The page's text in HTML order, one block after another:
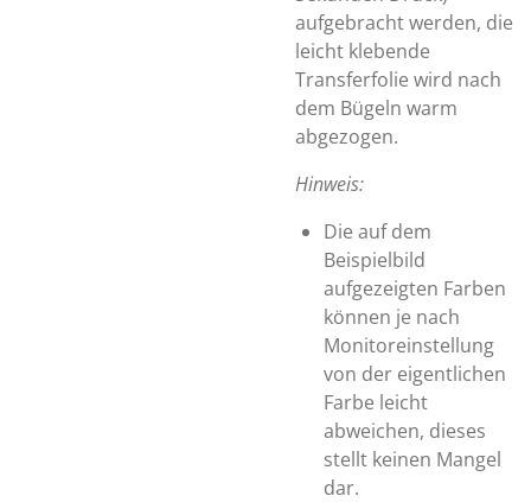
aufgebracht werden, die
leicht klebende
Transferfolie wird nach
dem Bügeln warm
abgezogen.
Hinweis:
Die auf dem
Beispielbild
aufgezeigten Farben
können je nach
Monitoreinstellung
von der eigentlichen
Farbe leicht
abweichen, dieses
stellt keinen Mangel
dar.